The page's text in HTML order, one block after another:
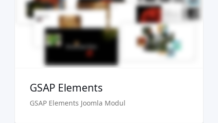
Demo
Kaufen €24.90
GSAP Elements
GSAP Elements Joomla Modul